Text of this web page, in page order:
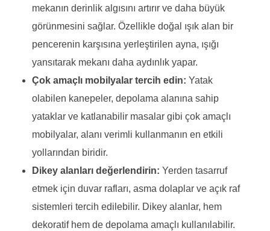
mekanın derinlik algısını artırır ve daha büyük
görünmesini sağlar. Özellikle doğal ışık alan bir
pencerenin karşısına yerleştirilen ayna, ışığı
yansıtarak mekanı daha aydınlık yapar.
Çok amaçlı mobilyalar tercih edin: Yatak
olabilen kanepeler, depolama alanına sahip
yataklar ve katlanabilir masalar gibi çok amaçlı
mobilyalar, alanı verimli kullanmanın en etkili
yollarından biridir.
Dikey alanları değerlendirin: Yerden tasarruf
etmek için duvar rafları, asma dolaplar ve açık raf
sistemleri tercih edilebilir. Dikey alanlar, hem
dekoratif hem de depolama amaçlı kullanılabilir.